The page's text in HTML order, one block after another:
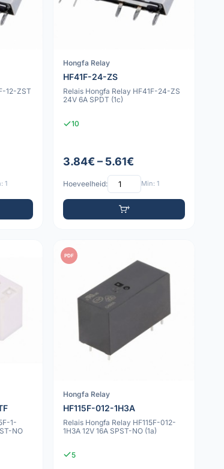
12-ZST
1
Hongfa Relay
HF41F-24-ZS
Relais Hongfa Relay HF41F-24-ZS
24V 6A SPDT (1c)
10
3.84€ – 5.61€
Hoeveelheid: Min: 1
1-
NO
PDF
Hongfa Relay
HF115F-012-1H3A
Relais Hongfa Relay HF115F-012-
1H3A 12V 16A SPST-NO (1a)
5